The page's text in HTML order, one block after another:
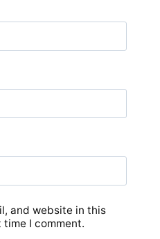
and website in this
I comment.